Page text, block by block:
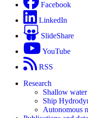
Facebook
LinkedIn
SlideShare
YouTube
RSS
Research
Shallow water
Ship
Autonomous